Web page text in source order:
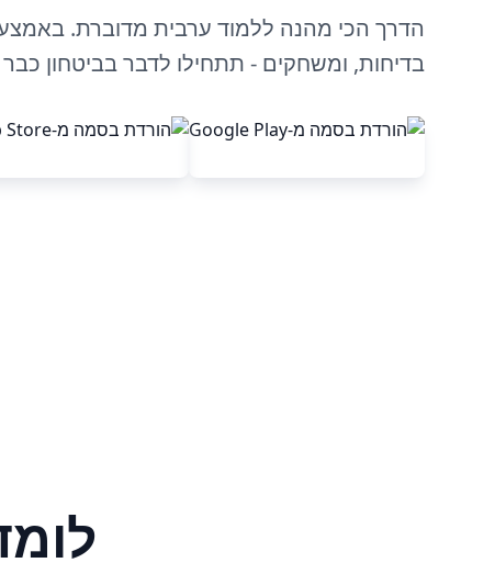
הדרך הכי מהנה ללמוד ערבית מדוברת.
בדיחות, ומשחקים - תתחילו לדבר בביטחון